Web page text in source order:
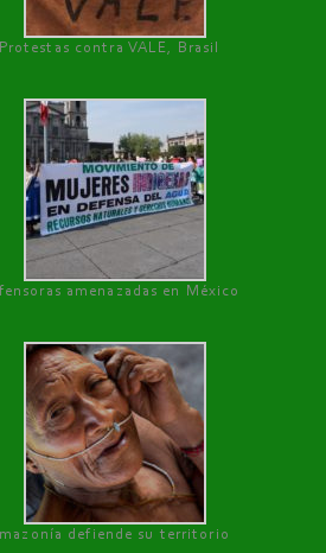
Protestas contra VALE, Brasil
amenazadas en México
defiende su territorio